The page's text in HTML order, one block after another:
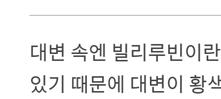
대변 속엔 빌리루빈이
있기 때문에 대변이 황